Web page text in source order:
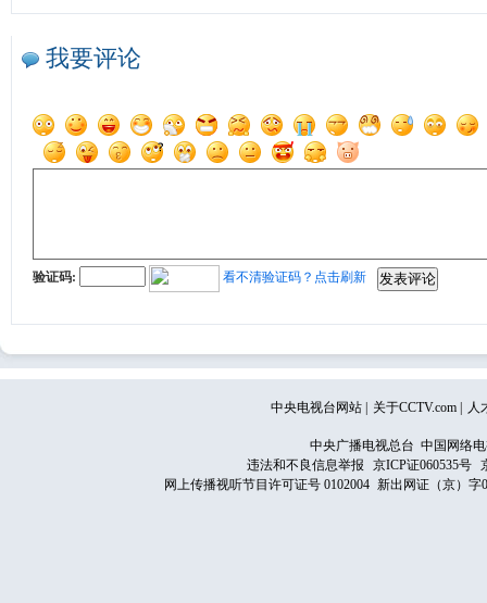
我要评论
验证码: 看不清验证码？点击刷新
中央电视台网站 关于CCTV.com 人
中央广播电视总台 中国网络
违法和不良信息举报
京ICP证060535号
网上传播视听节目许可证号 0102004 新出网证（京）